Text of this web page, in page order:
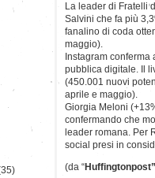
La leader di Fratelli
Salvini che fa più
fanalino di coda
maggio).
Instagram
pubblica digitale. Il
(450.001 nuovi
aprile e maggio).
Giorgia Meloni
confermando che
leader romana. Per
social presi in
(da “Huffingtonpost”